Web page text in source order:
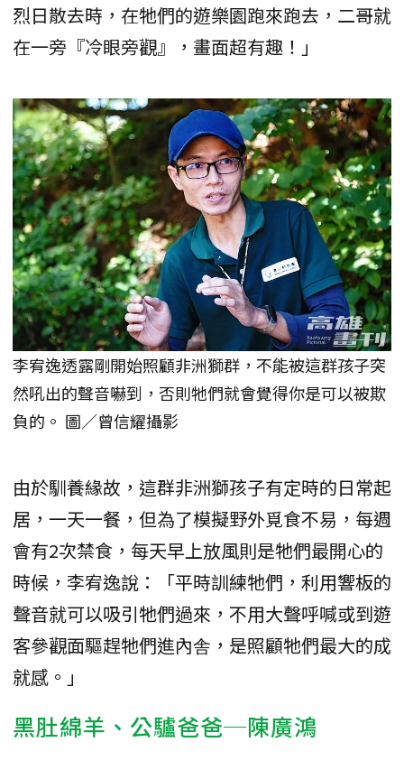
烈日散去時，在牠們的遊樂園跑來跑去，二哥就
在一旁『冷眼旁觀』，畫面超有趣！」
李宥逸透露剛開始照顧非洲獅群，不能被這群孩子突
然吼出的聲音嚇到，否則牠們就會覺得你是可以被欺
負的。 圖／曾信耀攝影
由於馴養緣故，這群非洲獅孩子有定時的日常起
居，一天一餐，但為了模擬野外覓食不易，每週
會有2次禁食，每天早上放風則是牠們最開心的
時候，李宥逸說：「平時訓練牠們，利用響板的
聲音就可以吸引牠們過來，不用大聲呼喊或到遊
客參觀面驅趕牠們進內舎，是照顧牠們最大的成
就感。」
黑肚綿羊、公驢爸爸─陳廣鴻